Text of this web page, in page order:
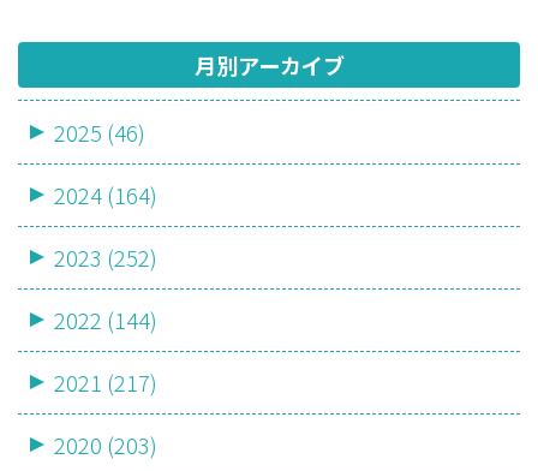
月別アーカイブ
2025 (46)
2024 (164)
2023 (252)
2022 (144)
2021 (217)
2020 (203)